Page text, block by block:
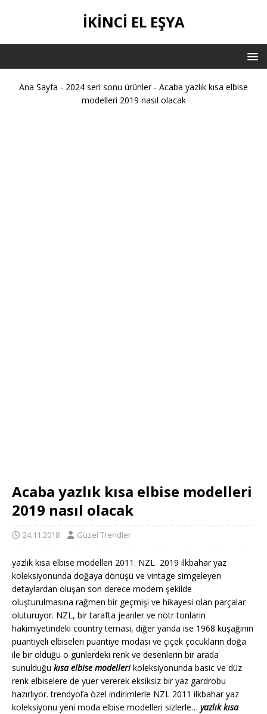
İKİNCİ EL EŞYA
Ana Sayfa - 2024 seri sonu ürünler- Acaba yazlık kısa elbise
modelleri 2019 nasıl olacak
Acaba yazlık kısa elbise modelleri
2019 nasıl olacak
24.11.2018 Güzel Trendler
yazlık kısa elbise modelleri 2011. NZL 2019 ilkbahar yaz
koleksiyonunda doğaya dönüşü ve vintage simgeleyen
detaylardan oluşan son derece modern şekilde
oluşturulmasına rağmen bir geçmişi ve hikayesi olan parçalar
oluturuyor. NZL, bir tarafta jeanler ve nötr tonların
hakimiyetindeki country teması, diğer yanda ise 1968 kuşağının
puantiyeli elbiseleri puantiye modası ve çiçek çocukların doğa
ile bir olduğu o günlerdeki renk ve desenlerin bir arada
sunulduğu kısa elbise modellerikoleksiyonunda basic ve düz
renk elbiselere de yuer vererek eksiksiz bir yaz gardrobu
hazırlıyor. trendyol’a özel indirimlerle NZL 2011 ilkbahar yaz
koleksiyonu yeni moda elbise modelleri sizlerle… yazlık kısa